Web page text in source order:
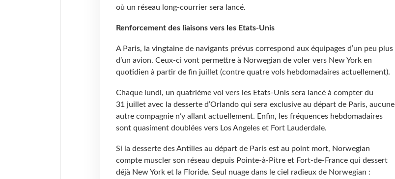
où un réseau long-courrier sera lancé.
Renforcement des liaisons vers les Etats-Unis
A Paris, la vingtaine de navigants prévus correspond aux équipages d’un peu plus
d’un avion. Ceux-ci vont permettre à Norwegian de voler vers New York en
quotidien à partir de fin juillet (contre quatre vols hebdomadaires actuellement).
Chaque lundi, un quatrième vol vers les Etats-Unis sera lancé à compter du
31 juillet avec la desserte d’Orlando qui sera exclusive au départ de Paris, aucune
autre compagnie n’y allant actuellement. Enfin, les fréquences hebdomadaires
sont quasiment doublées vers Los Angeles et Fort Lauderdale.
Si la desserte des Antilles au départ de Paris est au point mort, Norwegian
compte muscler son réseau depuis Pointe-à-Pitre et Fort-de-France qui dessert
déjà New York et la Floride. Seul nuage dans le ciel radieux de Norwegian :